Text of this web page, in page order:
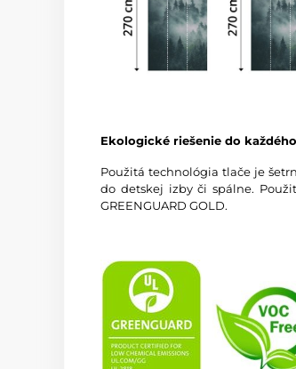
Ekologické riešenie do
Použitá technológia tlače je
do detskej izby či spálne.
GREENGUARD GOLD.